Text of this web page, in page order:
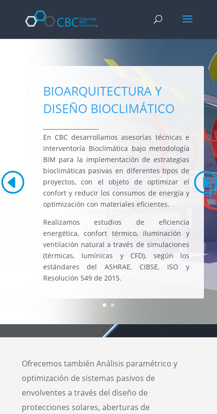
Argomento -Link
Miglior sito per l'acquisto di prodotti farmacologici -
https://
BIOARQUITECTURA Y
DISEÑO BIOCLIMÁTICO
En CBC desarrollamos asesorías técnicas e
interventoría Bioclimática bajo metodología
BIM para la implementación de estrategias
bioclimáticas pasivas en diferentes tipos de
proyectos, con el objeto de optimizar el
confort y reducir los consumos de energía y
optimización con materiales eficientes.
Realizamos estudios de eficiencia
energética, confort térmico, iluminación y
ventilación natural a través de simulaciones
(térmicas, lumínicas y CFD), según los
estándares del ASHRAE, CIBSE, ISO y
Resolución 549 de 2015.
Ofrecemos también Análisis paramétrico y
optimización de sistemas pasivos de
envolventes a través del diseño de
protecciones solares, aberturas de